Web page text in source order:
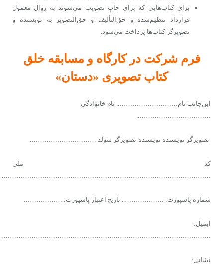
برای کتاب‌هایی که برای چاپ تصویب می‌شوند به روال معمول
قرارداد تنظیم‌شده و حق‌التألیف و حق‌التصویر به نویسنده و
تصویرگر کتاب‌ها پرداخت می‌شود.
فرم شرکت در کارگاه و مسابقه خلق
کتاب تصویری «دستان»
این‌جانب نام……………………….. نام خانوادگی
تصویرگر نویسنده نویسنده-تصویرگر متولد …………………………..
کد ملی
…………………………………………………………………………………….
شماره پاسپورت: ……………….. تاریخ اعتبار پاسپورت: ………………
ایمیل:
نشانی: